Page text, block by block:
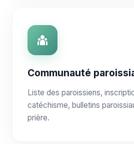
Communauté
Liste des paroissiens,
catéchisme, bulletins
prière.